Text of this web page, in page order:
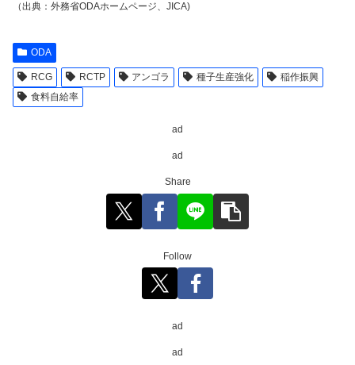
（出典：外務省ODAホームページ、JICA)
ODA
RCG RCTP アンゴラ 種子生産強化
稲作振興
食料自給率
ad
ad
Share
Follow
ad
ad